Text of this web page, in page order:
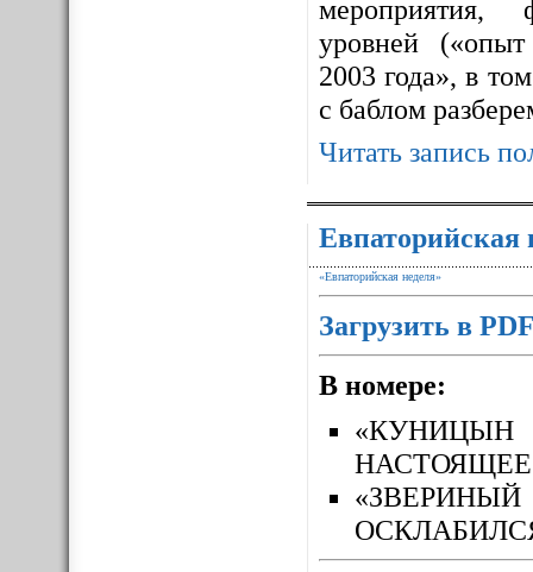
мероприятия,
уровней
2003 года», в
с баблом
Читать запись
Евпаторийская
«Евпаторийская неделя»
Загрузить в
В номере:
«КУНИЦЫН